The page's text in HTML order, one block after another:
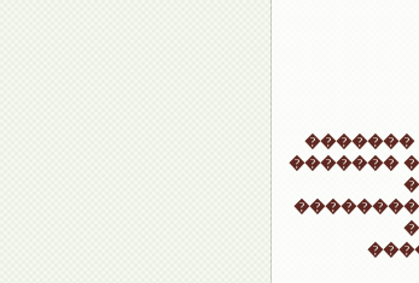
�������
�������